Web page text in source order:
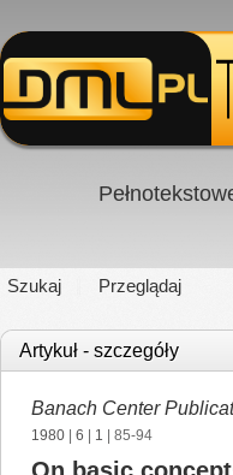
Szukaj Przeglądaj
Artykuł - szczegóły
Banach Center
1980 6 1 | 85-94